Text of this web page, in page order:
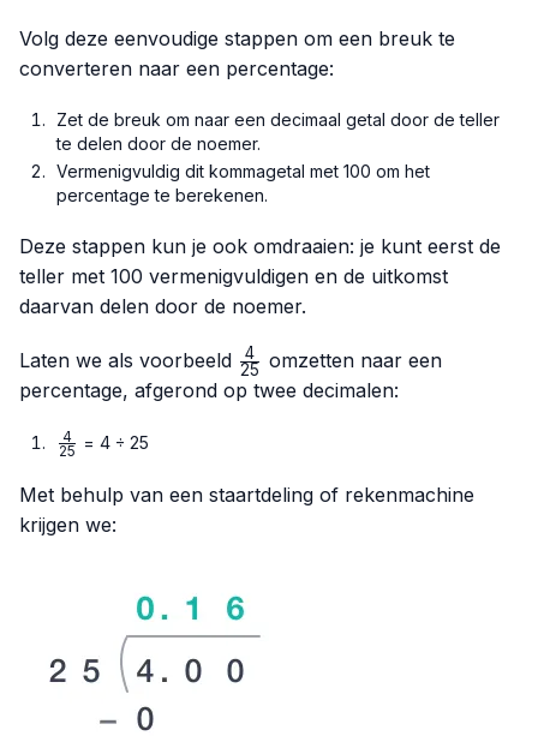
Volg deze eenvoudige stappen om een breuk te
converteren naar een percentage:
Zet de breuk om naar een decimaal getal door de teller
te delen door de noemer.
Vermenigvuldig dit kommagetal met 100 om het
percentage te berekenen.
Deze stappen kun je ook omdraaien: je kunt eerst de
teller met 100 vermenigvuldigen en de uitkomst
daarvan delen door de noemer.
Laten we als voorbeeld \frac{4}
{25}
25
4
omzetten naar een
percentage, afgerond op twee decimalen:
\frac{4}
25
4 = 4 ÷ 25
Met behulp van een staartdeling of rekenmachine
krijgen we: